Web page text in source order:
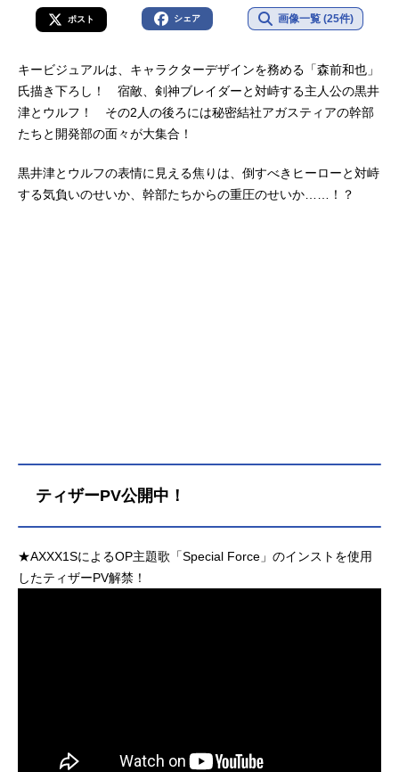
ポスト シェア 画像一覧 (25件)
キービジュアルは、キャラクターデザインを務める「森前和也」
氏描き下ろし！ 宿敵、剣神ブレイダーと対峙する主人公の黒井
津とウルフ！ その2人の後ろには秘密結社アガスティアの幹部
たちと開発部の面々が大集合！
黒井津とウルフの表情に見える焦りは、倒すべきヒーローと対峙
する気負いのせいか、幹部たちからの重圧のせいか……！？
ティザーPV公開中！
★AXXX1SによるOP主題歌「Special Force」のインストを使用
したティザーPV解禁！